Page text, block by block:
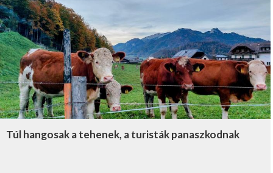
Túl hangosak a tehenek, a turisták panaszkodnak